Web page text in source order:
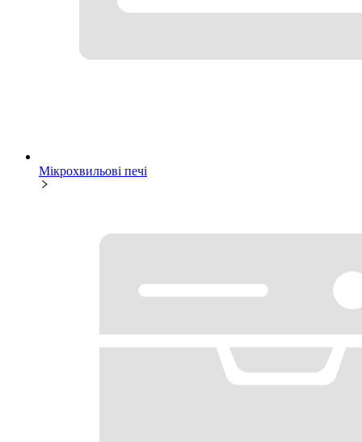
Мікрохвильові печі